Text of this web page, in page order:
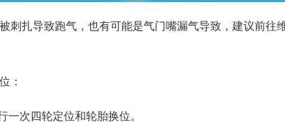
刺扎导致跑气，也有可能是气门嘴漏气导致，建议前往
：
一次四轮定位和轮胎换位。